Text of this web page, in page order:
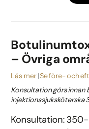
– Övriga
Läs mer Se före- och
Konsultation görs innan
injektionssjuksköterska
Konsultation: